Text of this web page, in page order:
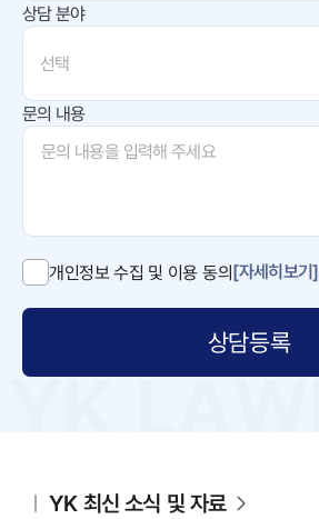
상담 분야
선택
문의 내용
개인정보 수집 및 이용 동의[자세히보기]
상담등록
YK 최신 소식 및 자료